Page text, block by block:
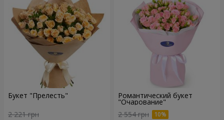
Букет "Прелесть"
2 221 грн
Романтический букет
"Очарование"
2 554 грн